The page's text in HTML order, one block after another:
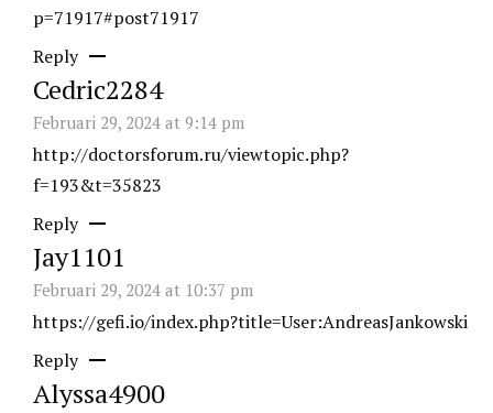
p=71917#post71917
Reply
Cedric2284
Februari 29, 2024 at 9:14 pm
http://doctorsforum.ru/viewtopic.php?
f=193&t=35823
Reply
Jay1101
Februari 29, 2024 at 10:37 pm
https://gefi.io/index.php?title=User:AndreasJankowski
Reply
Alyssa4900